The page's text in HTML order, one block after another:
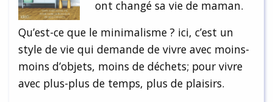
ont changé sa vie de maman.
Qu’est-ce que le minimalisme ? ici, c’est un
style de vie qui demande de vivre avec moins-
moins d’objets, moins de déchets; pour vivre
avec plus-plus de temps, plus de plaisirs.